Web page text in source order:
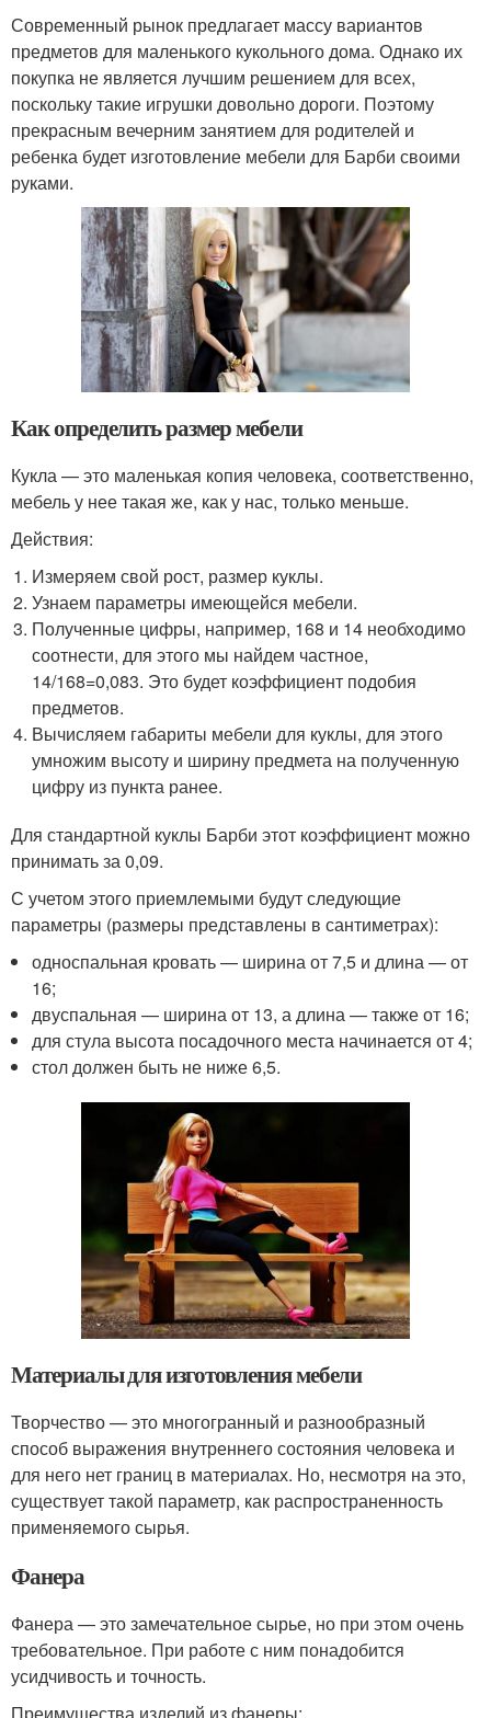
Современный рынок предлагает массу вариантов
предметов для маленького кукольного дома. Однако их
покупка не является лучшим решением для всех,
поскольку такие игрушки довольно дороги. Поэтому
прекрасным вечерним занятием для родителей и
ребенка будет изготовление мебели для Барби своими
руками.
Как определить размер мебели
Кукла — это маленькая копия человека, соответственно,
мебель у нее такая же, как у нас, только меньше.
Действия:
Измеряем свой рост, размер куклы.
Узнаем параметры имеющейся мебели.
Полученные цифры, например, 168 и 14 необходимо
соотнести, для этого мы найдем частное,
14/168=0,083. Это будет коэффициент подобия
предметов.
Вычисляем габариты мебели для куклы, для этого
умножим высоту и ширину предмета на полученную
цифру из пункта ранее.
Для стандартной куклы Барби этот коэффициент можно
принимать за 0,09.
С учетом этого приемлемыми будут следующие
параметры (размеры представлены в сантиметрах):
односпальная кровать — ширина от 7,5 и длина — от
16;
двуспальная — ширина от 13, а длина — также от 16;
для стула высота посадочного места начинается от 4;
стол должен быть не ниже 6,5.
Материалы для изготовления мебели
Творчество — это многогранный и разнообразный
способ выражения внутреннего состояния человека и
для него нет границ в материалах. Но, несмотря на это,
существует такой параметр, как распространенность
применяемого сырья.
Фанера
Фанера — это замечательное сырье, но при этом очень
требовательное. При работе с ним понадобится
усидчивость и точность.